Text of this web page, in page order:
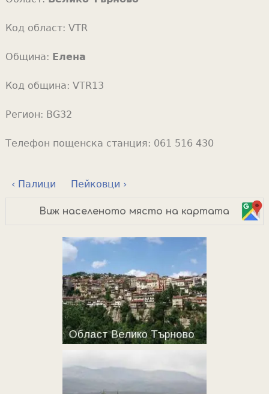
Код област: VTR
Община: Елена
Код община: VTR13
Регион: BG32
Телефон пощенска станция: 061 516 430
‹ Палици Пейковци ›
Виж населеното място на картата